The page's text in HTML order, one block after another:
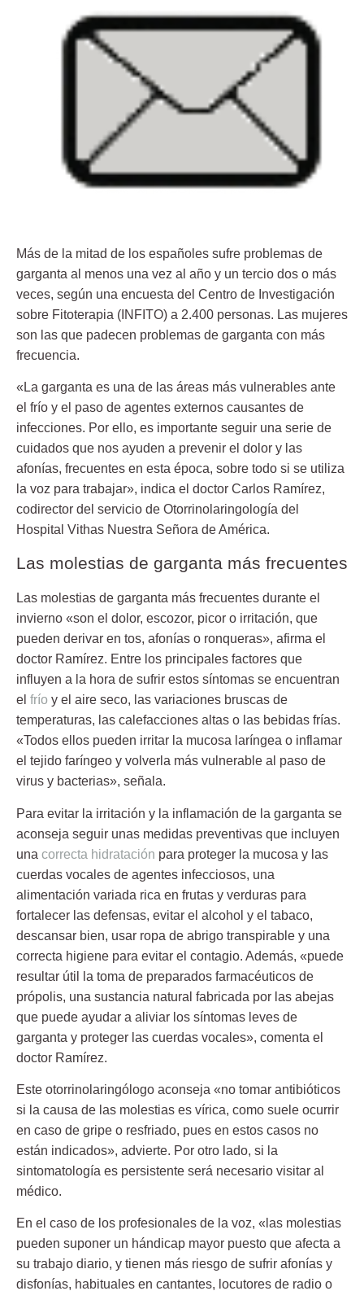
Más de la mitad de los españoles sufre problemas de
garganta al menos una vez al año y un tercio dos o más
veces, según una encuesta del Centro de Investigación
sobre Fitoterapia (INFITO) a 2.400 personas. Las mujeres
son las que padecen problemas de garganta con más
frecuencia.
«La garganta es una de las áreas más vulnerables ante
el frío y el paso de agentes externos causantes de
infecciones. Por ello, es importante seguir una serie de
cuidados que nos ayuden a prevenir el dolor y las
afonías, frecuentes en esta época, sobre todo si se utiliza
la voz para trabajar», indica el doctor Carlos Ramírez,
codirector del servicio de Otorrinolaringología del
Hospital Vithas Nuestra Señora de América.
Las molestias de garganta más frecuentes
Las molestias de garganta más frecuentes durante el
invierno «son el dolor, escozor, picor o irritación, que
pueden derivar en tos, afonías o ronqueras», afirma el
doctor Ramírez. Entre los principales factores que
influyen a la hora de sufrir estos síntomas se encuentran
el frío y el aire seco, las variaciones bruscas de
temperaturas, las calefacciones altas o las bebidas frías.
«Todos ellos pueden irritar la mucosa laríngea o inflamar
el tejido faríngeo y volverla más vulnerable al paso de
virus y bacterias», señala.
Para evitar la irritación y la inflamación de la garganta se
aconseja seguir unas medidas preventivas que incluyen
una correcta hidratación para proteger la mucosa y las
cuerdas vocales de agentes infecciosos, una
alimentación variada rica en frutas y verduras para
fortalecer las defensas, evitar el alcohol y el tabaco,
descansar bien, usar ropa de abrigo transpirable y una
correcta higiene para evitar el contagio. Además, «puede
resultar útil la toma de preparados farmacéuticos de
própolis, una sustancia natural fabricada por las abejas
que puede ayudar a aliviar los síntomas leves de
garganta y proteger las cuerdas vocales», comenta el
doctor Ramírez.
Este otorrinolaringólogo aconseja «no tomar antibióticos
si la causa de las molestias es vírica, como suele ocurrir
en caso de gripe o resfriado, pues en estos casos no
están indicados», advierte. Por otro lado, si la
sintomatología es persistente será necesario visitar al
médico.
En el caso de los profesionales de la voz, «las molestias
pueden suponer un hándicap mayor puesto que afecta a
su trabajo diario, y tienen más riesgo de sufrir afonías y
disfonías, habituales en cantantes, locutores de radio o